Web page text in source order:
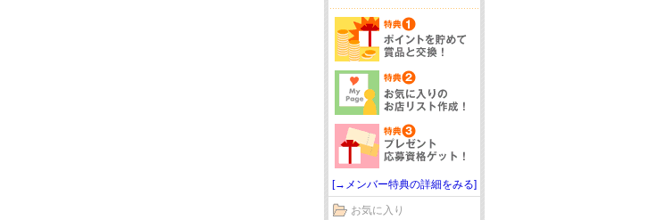
[→メンバー特典の詳細をみる]
お気に入り